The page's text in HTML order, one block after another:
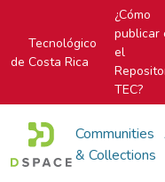
Tecnológico
de Costa Rica
¿Cómo
publicar
el
TEC?
Communities
& Collections